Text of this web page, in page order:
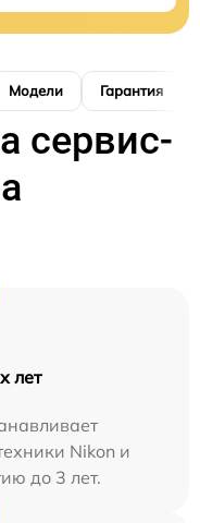
Модели Гарантия
сервис-
лет
Nikon и
до 3 лет.